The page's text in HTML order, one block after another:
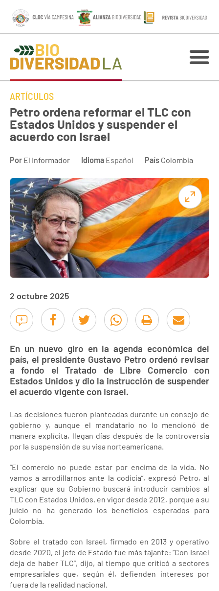
ARTÍCULOS
Petro ordena reformar el TLC con
Estados Unidos y suspender el
acuerdo con Israel
Por El Informador Idioma Español País Colombia
2 octubre 2025
En un nuevo giro en la agenda económica del
país, el presidente Gustavo Petro ordenó revisar
a fondo el Tratado de Libre Comercio con
Estados Unidos y dio la instrucción de suspender
el acuerdo vigente con Israel.
Las decisiones fueron planteadas durante un consejo de
gobierno y, aunque el mandatario no lo mencionó de
manera explícita, llegan días después de la controversia
por la suspensión de su visa norteamericana.
“El comercio no puede estar por encima de la vida. No
vamos a arrodillarnos ante la codicia”, expresó Petro, al
explicar que su Gobierno buscará introducir cambios al
TLC con Estados Unidos, en vigor desde 2012, porque a su
juicio no ha generado los beneficios esperados para
Colombia.
Sobre el tratado con Israel, firmado en 2013 y operativo
desde 2020, el jefe de Estado fue más tajante: “Con Israel
deja de haber TLC”, dijo, al tiempo que criticó a sectores
empresariales que, según él, defienden intereses por
fuera de la realidad nacional.